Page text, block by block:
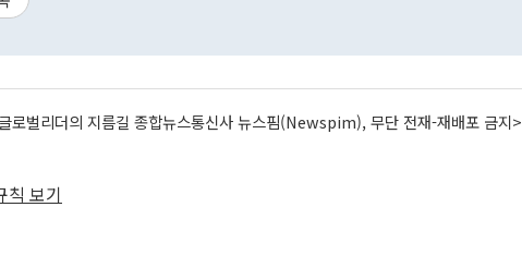
로벌리더의 지름길 종합뉴스통신사 뉴스핌(Newspim), 무단 전재-재배포 금지>
칙 보기